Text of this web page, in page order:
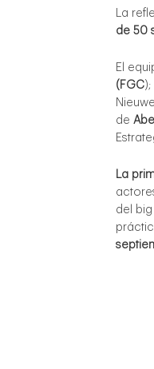
La
de 50
El
(FGC);
de
La
del